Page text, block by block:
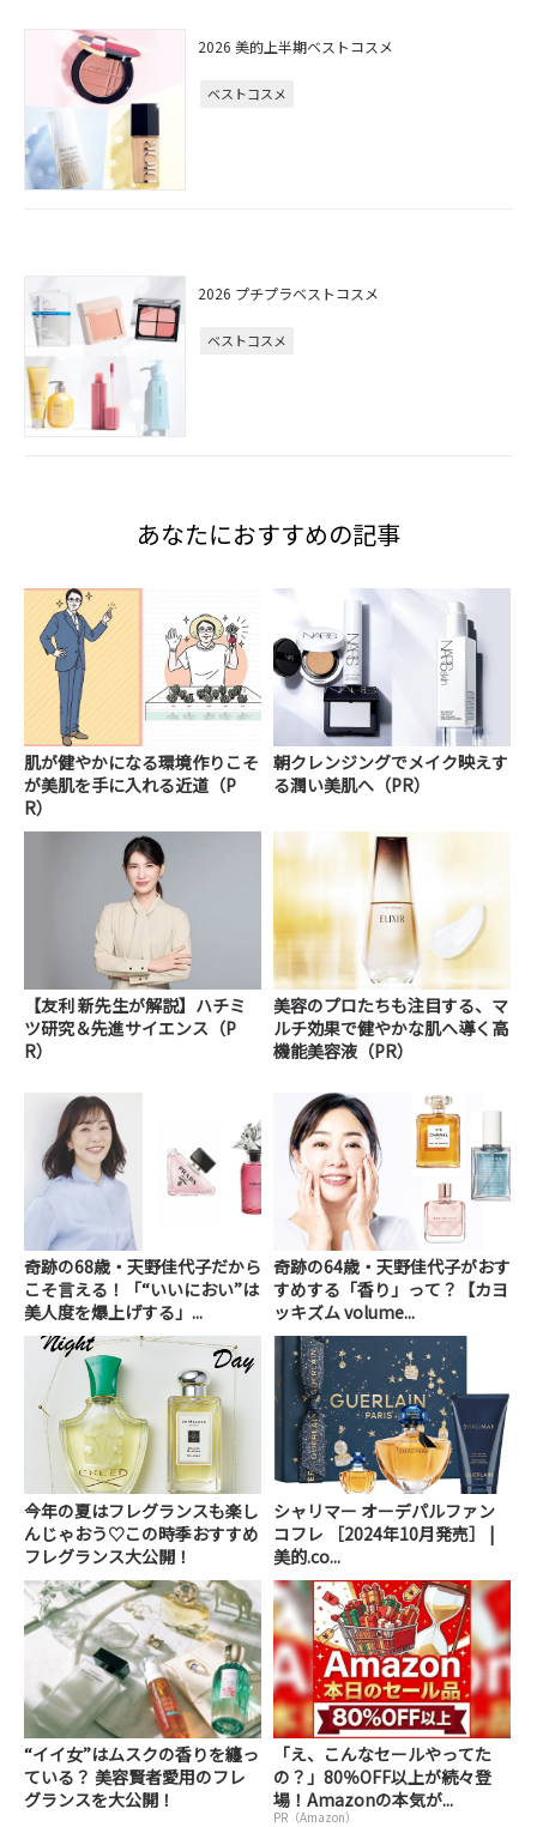
2026 美的上半期ベストコスメ
ベストコスメ
2026 プチプラベストコスメ
ベストコスメ
あなたにおすすめの記事
肌が健やかになる環境作りこそ
が美肌を手に入れる近道（P
R）
朝クレンジングでメイク映えす
る潤い美肌へ（PR）
【友利 新先生が解説】ハチミ
ツ研究＆先進サイエンス（P
R）
美容のプロたちも注目する、マ
ルチ効果で健やかな肌へ導く高
機能美容液（PR）
奇跡の68歳・天野佳代子だから
こそ言える！「“いいにおい”は
美人度を爆上げする」...
奇跡の64歳・天野佳代子がおす
すめする「香り」って？【カヨ
ッキズム volume...
今年の夏はフレグランスも楽し
んじゃおう♡この時季おすすめ
フレグランス大公開！
シャリマー オーデパルファン
コフレ ［2024年10月発売］ |
美的.co...
“イイ女”はムスクの香りを纏っ
ている？ 美容賢者愛用のフレ
グランスを大公開！
「え、こんなセールやってた
の？」80％OFF以上が続々登
場！Amazonの本気が...
PR（Amazon）